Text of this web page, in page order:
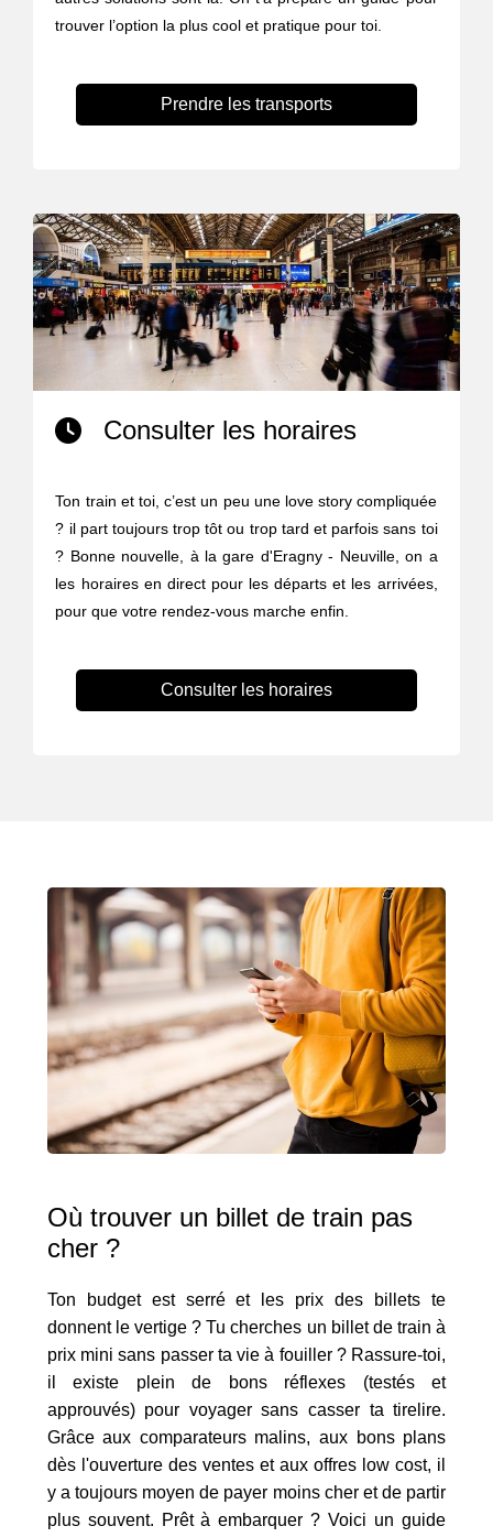
trouver l’option la plus cool et pratique pour toi.
Prendre les transports
Consulter les horaires
Ton train et toi, c’est un peu une love story compliquée
? il part toujours trop tôt ou trop tard et parfois sans toi
? Bonne nouvelle, à la gare d'Eragny - Neuville, on a
les horaires en direct pour les départs et les arrivées,
pour que votre rendez-vous marche enfin.
Consulter les horaires
Où trouver un billet de train pas
cher ?
Ton budget est serré et les prix des billets te
donnent le vertige ? Tu cherches un billet de train à
prix mini sans passer ta vie à fouiller ? Rassure-toi,
il existe plein de bons réflexes (testés et
approuvés) pour voyager sans casser ta tirelire.
Grâce aux comparateurs malins, aux bons plans
dès l'ouverture des ventes et aux offres low cost, il
y a toujours moyen de payer moins cher et de partir
plus souvent. Prêt à embarquer ? Voici un guide